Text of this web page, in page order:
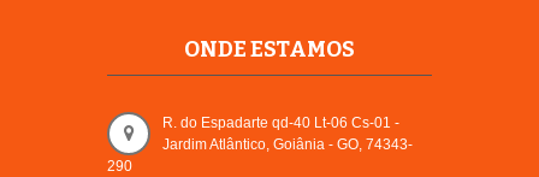
ONDE ESTAMOS
R. do Espadarte qd-40 Lt-06 Cs-01 -
Jardim Atlântico, Goiânia - GO, 74343-
290